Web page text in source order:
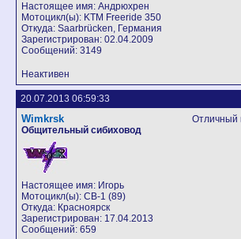
Настоящее имя: Андрюхрен
Мотоцикл(ы): KTM Freeride 350
Откуда: Saarbrücken, Германия
Зарегистрирован: 02.04.2009
Сообщений: 3149
Неактивен
20.07.2013 06:59:33
Wimkrsk
Общительный сибиховод
Настоящее имя: Игорь
Мотоцикл(ы): CB-1 (89)
Откуда: Красноярск
Зарегистрирован: 17.04.2013
Сообщений: 659
Отличный